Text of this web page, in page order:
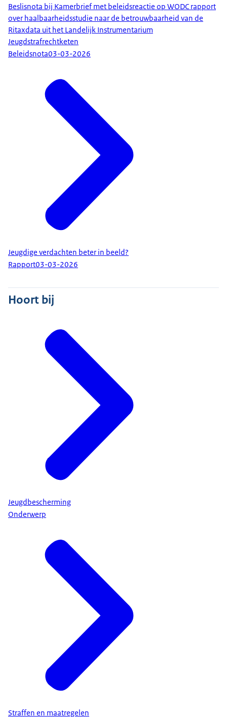
Beslisnota bij Kamerbrief met beleidsreactie op WODC rapport
over haalbaarheidsstudie naar de betrouwbaarheid van de
Ritaxdata uit het Landelijk Instrumentarium
Jeugdstrafrechtketen
Beleidsnota03-03-2026
Jeugdige verdachten beter in beeld?
Rapport03-03-2026
Hoort bij
Jeugdbescherming
Onderwerp
Straffen en maatregelen